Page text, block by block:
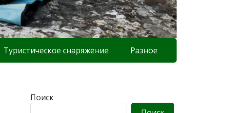
Туристическое снаряжение Разное
Поиск